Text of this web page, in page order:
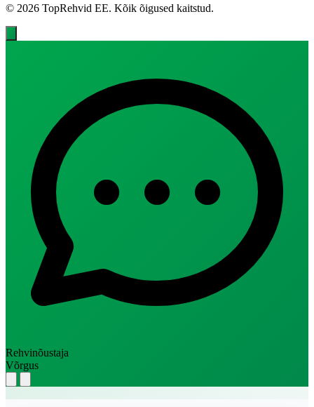
© 2026 TopRehvid EE. Kõik õigused kaitstud.
Rehvinõustaja
Võrgus